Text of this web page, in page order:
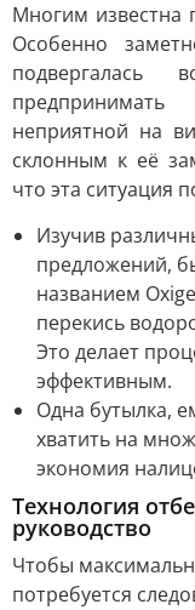
Многим известна
Особенно
подвергалась
неприятной на
склонным к её
что эта ситуация
Изучив
предложений,
названием
перекись
Это делает
эффективным.
Одна бутылка,
хватить на
экономия
Технология
руководство
Чтобы
потребуется